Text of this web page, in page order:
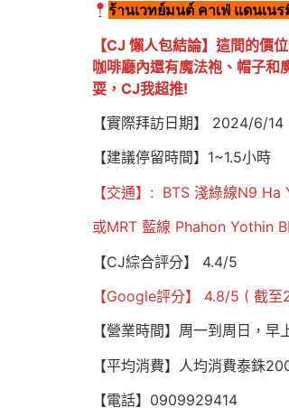
ร้านเวทย์มนต์ คาเฟ่ แดนเน
【CJ 懶人包結論】這間的價
咖啡廳內還有魔法袍、帽子和
耍，CJ我超推!
【實際拜訪日期】 2024/6/14
【建議停留時間】1~1.5小時
【交通】: BTS 淺綠線N9
或MRT 藍線 Phahon Yothin
【CJ綜合評分】 4.4/5
【Google評分】 4.8/5 ( 截
【營業時間】周一到周日，
【平均消費】人均消費泰銖
【電話】0909929414